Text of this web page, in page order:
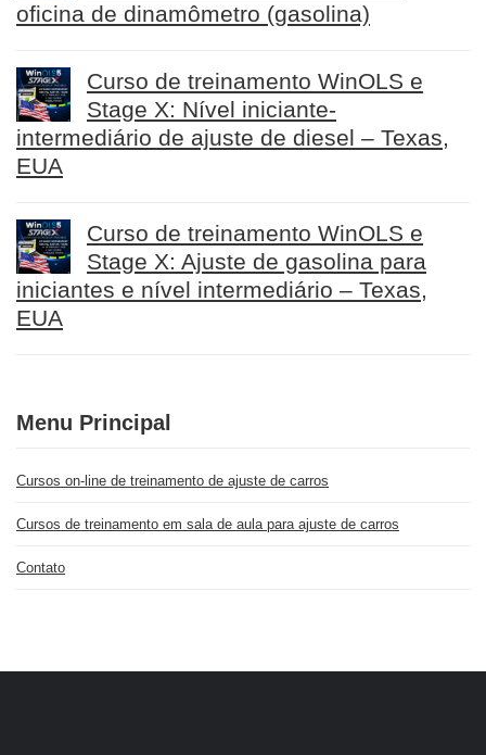
oficina de dinamômetro (gasolina)
Curso de treinamento WinOLS e
Stage X: Nível iniciante-
intermediário de ajuste de diesel – Texas,
EUA
Curso de treinamento WinOLS e
Stage X: Ajuste de gasolina para
iniciantes e nível intermediário – Texas,
EUA
Menu Principal
Cursos on-line de treinamento de ajuste de carros
Cursos de treinamento em sala de aula para ajuste de carros
Contato